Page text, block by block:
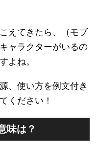
えてきたら、（モブ
ャラクターがいるの
よね。
、使い方を例文付き
ください！
味は？